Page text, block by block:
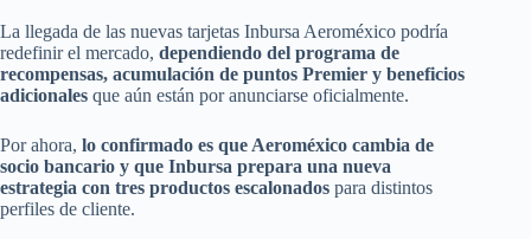
La llegada de las nuevas tarjetas Inbursa Aeroméxico podría
redefinir el mercado, dependiendo del programa de
recompensas, acumulación de puntos Premier y beneficios
adicionales que aún están por anunciarse oficialmente.
Por ahora, lo confirmado es que Aeroméxico cambia de
socio bancario y que Inbursa prepara una nueva
estrategia con tres productos escalonados para distintos
perfiles de cliente.